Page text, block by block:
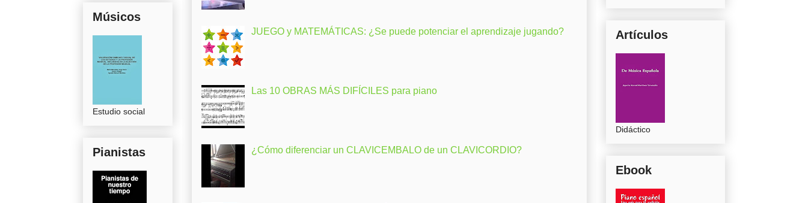
JUEGO y MATEMÁTICAS: ¿Se puede potenciar el aprendizaje jugando?
Las 10 OBRAS MÁS DIFÍCILES para piano
¿Cómo diferenciar un CLAVICEMBALO de un CLAVICORDIO?
Músicos
Estudio social
Pianistas
Artículos
Didáctico
Ebook